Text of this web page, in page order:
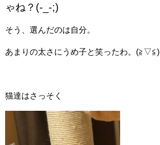
ゃね？(-_-;)
そう、選んだのは自分。
あまりの太さにうめ子と笑ったわ。(≧▽≦)
猫達はさっそく